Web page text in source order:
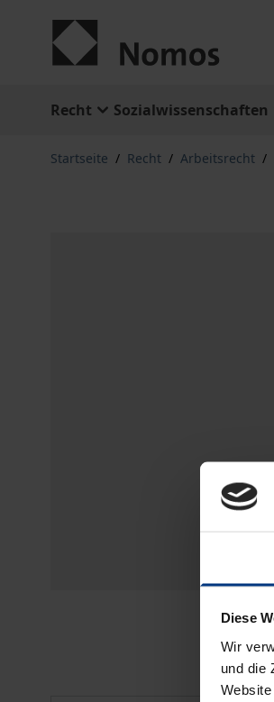
Diese
Wir
und die
Recht Sozialwissenschaften
Startseite / Recht / Arbeitsrecht /